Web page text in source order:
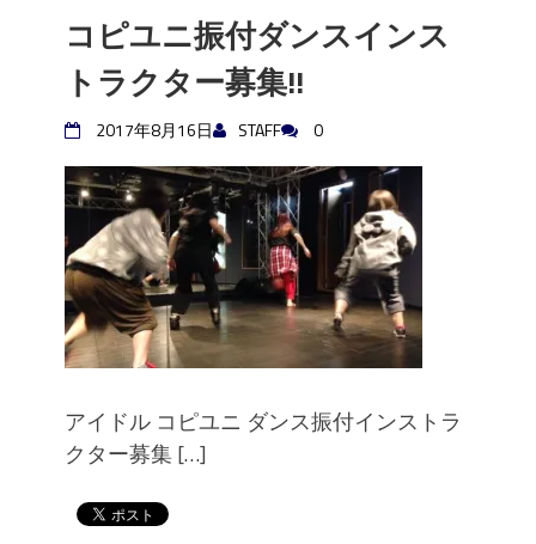
ナチュラルポイント【9月】アイドル
完コピ・フリコピ・振付・カバーダ
ンススクール
つばきファクトリー【新年1月】アイ
ドル完コピ・フリコピ・振付・コピ
ユニ・カバーダンススクール
モーニング娘。●ハロプロ完コピ・フ
リコピ・振付・コピユニ・カバーダ
ンススクール
℃-ute●ハロプロ完コピ・フリコピ・
振付・コピユニ・カバーダンススク
ール
Hey!Say!JUMP●ジャニーズ完コピ・フ
リコピ・振付・コピユニ・カバーダ
ンススクール
少女時代【新年1月】K-POP完コピ・
ダンススクール
コピユニ振付ダンスインス
トラクター募集!!
2017年8月16日 STAFF 0
アイドル コピユニ ダンス振付インストラ
クター募集 […]